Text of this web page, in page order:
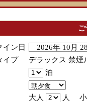
イン日
2026年 10月
イプ
デラックス 禁煙
泊
大人 人 小